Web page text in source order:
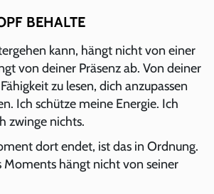
BEHALTE
kann, hängt nicht von einer
von deiner Präsenz ab. Von deiner
zu lesen, dich anzupassen
Ich schütze meine Energie. Ich
zwinge nichts.
dort endet, ist das in Ordnung.
Moments hängt nicht von seiner